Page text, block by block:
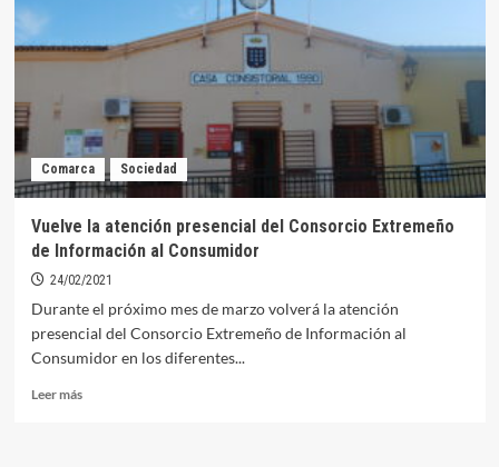
empresas
el
de
marzo
Comarca Sociedad
Vuelve la atención presencial del Consorcio Extremeño
de Información al Consumidor
24/02/2021
Durante el próximo mes de marzo volverá la atención
presencial del Consorcio Extremeño de Información al
Consumidor en los diferentes...
Leer másLeer